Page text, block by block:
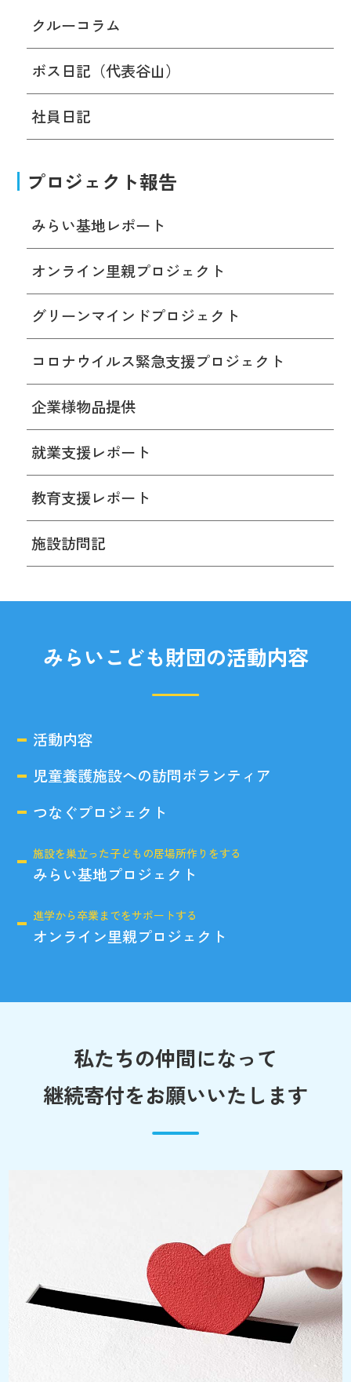
クルーコラム
ボス日記（代表谷山）
社員日記
プロジェクト報告
みらい基地レポート
オンライン里親プロジェクト
グリーンマインドプロジェクト
コロナウイルス緊急支援プロジェクト
企業様物品提供
就業支援レポート
教育支援レポート
施設訪問記
みらいこども財団の活動内容
活動内容
児童養護施設への訪問ボランティア
つなぐプロジェクト
施設を巣立った子どもの居場所作りをする
みらい基地プロジェクト
進学から卒業までをサポートする
オンライン里親プロジェクト
私たちの仲間になって
継続寄付をお願いいたします